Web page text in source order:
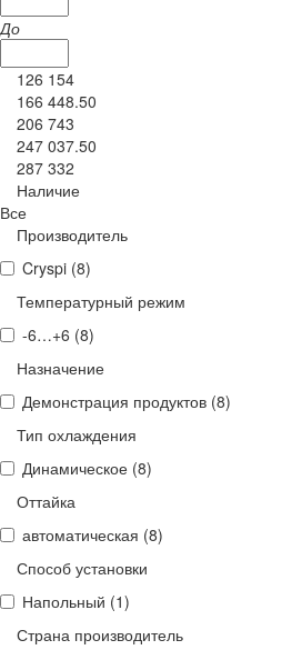
До
126 154
166 448.50
206 743
247 037.50
287 332
Наличие
Все
Производитель
Cryspi (8)
Температурный режим
-6…+6 (8)
Назначение
Демонстрация продуктов (8)
Тип охлаждения
Динамическое (8)
Оттайка
автоматическая (8)
Способ установки
Напольный (1)
Страна производитель